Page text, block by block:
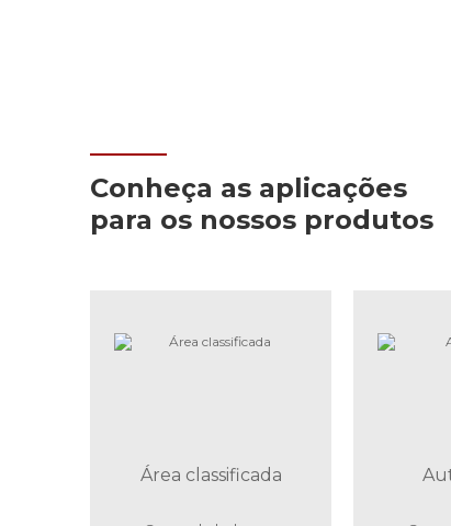
Conheça as aplicações
para os nossos produtos
Área classificada